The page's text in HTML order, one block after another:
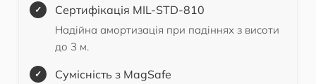
Сертифікація MIL-STD-810
Надійна амортизація при падіннях з висоти
до 3 м.
Сумісність з MagSafe